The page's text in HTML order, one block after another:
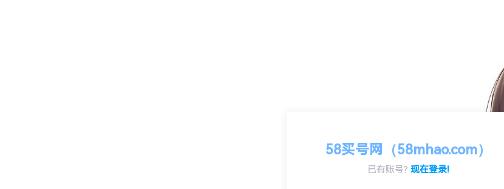
58买号网（58mhao.com）
已有账号? 现在登录!